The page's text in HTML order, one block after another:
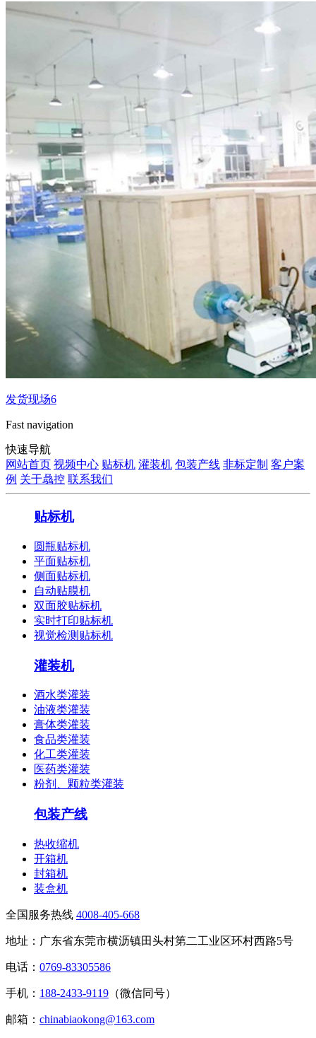
发货现场6
Fast navigation
快速导航
网站首页 视频中心 贴标机 灌装机 包装产线 非标定制 客户案
例 关于骉控 联系我们
贴标机
圆瓶贴标机
平面贴标机
侧面贴标机
自动贴膜机
双面胶贴标机
实时打印贴标机
视觉检测贴标机
灌装机
酒水类灌装
油液类灌装
膏体类灌装
食品类灌装
化工类灌装
医药类灌装
粉剂、颗粒类灌装
包装产线
热收缩机
开箱机
封箱机
装盒机
全国服务热线 4008-405-668
地址：广东省东莞市横沥镇田头村第二工业区环村西路5号
电话： 0769-83305586
手机： 188-2433-9119 （微信同号）
邮箱： chinabiaokong@163.com